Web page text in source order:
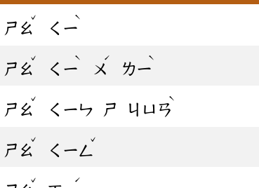
ㄕㄠ
ˇ
ㄑㄧ
ˋ
ㄕㄠ
ˇ
ㄑㄧ
ˋ
ㄨ
ˊ
ㄌㄧ
ˋ
ㄕㄠ
ˇ
ㄑㄧㄣ ㄕ ㄐㄩㄢ
ˋ
ㄕㄠ
ˇ
ㄑㄧㄥ
ˇ
ˇ ˊ